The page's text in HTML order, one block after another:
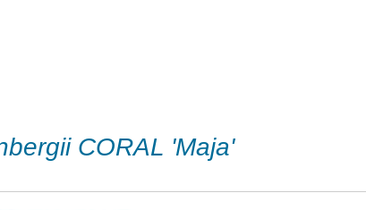
CORAL 'Maja'